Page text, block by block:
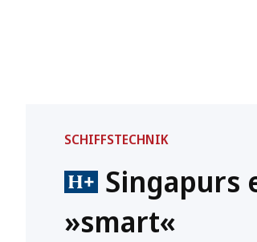
SCHIFFSTECHNIK
Singapurs
»smart«